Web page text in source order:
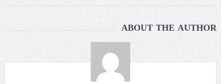
ABOUT THE AUTHOR